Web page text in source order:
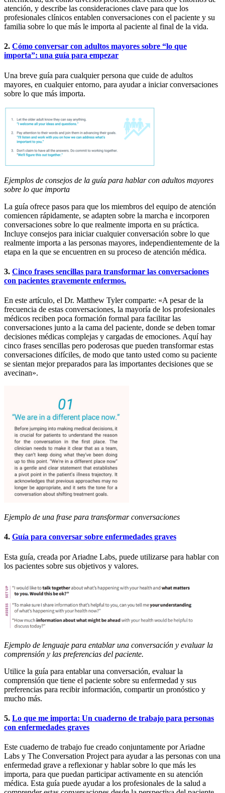
atención, y describe las consideraciones clave para que los
profesionales clínicos entablen conversaciones con el paciente y su
familia sobre lo que más le importa al paciente al final de la vida.
2. Cómo conversar con adultos mayores sobre “lo que
importa”: una guía para empezar
Una breve guía para cualquier persona que cuide de adultos
mayores, en cualquier entorno, para ayudar a iniciar conversaciones
sobre lo que más importa.
Ejemplos de consejos de la guía para hablar con adultos mayores
sobre lo que importa
La guía ofrece pasos para que los miembros del equipo de atención
comiencen rápidamente, se adapten sobre la marcha e incorporen
conversaciones sobre lo que realmente importa en su práctica.
Incluye consejos para iniciar cualquier conversación sobre lo que
realmente importa a las personas mayores, independientemente de la
etapa en la que se encuentren en su proceso de atención médica.
3. Cinco frases sencillas para transformar las conversaciones
con pacientes gravemente enfermos.
En este artículo, el Dr. Matthew Tyler comparte: «A pesar de la
frecuencia de estas conversaciones, la mayoría de los profesionales
médicos reciben poca formación formal para facilitar las
conversaciones junto a la cama del paciente, donde se deben tomar
decisiones médicas complejas y cargadas de emociones. Aquí hay
cinco frases sencillas pero poderosas que pueden transformar estas
conversaciones difíciles, de modo que tanto usted como su paciente
se sientan mejor preparados para las importantes decisiones que se
avecinan».
Ejemplo de una frase para transformar conversaciones
4. Guía para conversar sobre enfermedades graves
Esta guía, creada por Ariadne Labs, puede utilizarse para hablar con
los pacientes sobre sus objetivos y valores.
Ejemplo de lenguaje para entablar una conversación y evaluar la
comprensión y las preferencias del paciente.
Utilice la guía para entablar una conversación, evaluar la
comprensión que tiene el paciente sobre su enfermedad y sus
preferencias para recibir información, compartir un pronóstico y
mucho más.
5. Lo que me importa: Un cuaderno de trabajo para personas
con enfermedades graves
Este cuaderno de trabajo fue creado conjuntamente por Ariadne
Labs y The Conversation Project para ayudar a las personas con una
enfermedad grave a reflexionar y hablar sobre lo que más les
importa, para que puedan participar activamente en su atención
médica. Esta guía puede ayudar a los profesionales de la salud a